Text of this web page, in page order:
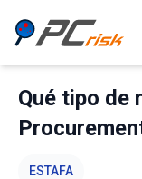
Qué tipo de
ESTAFA